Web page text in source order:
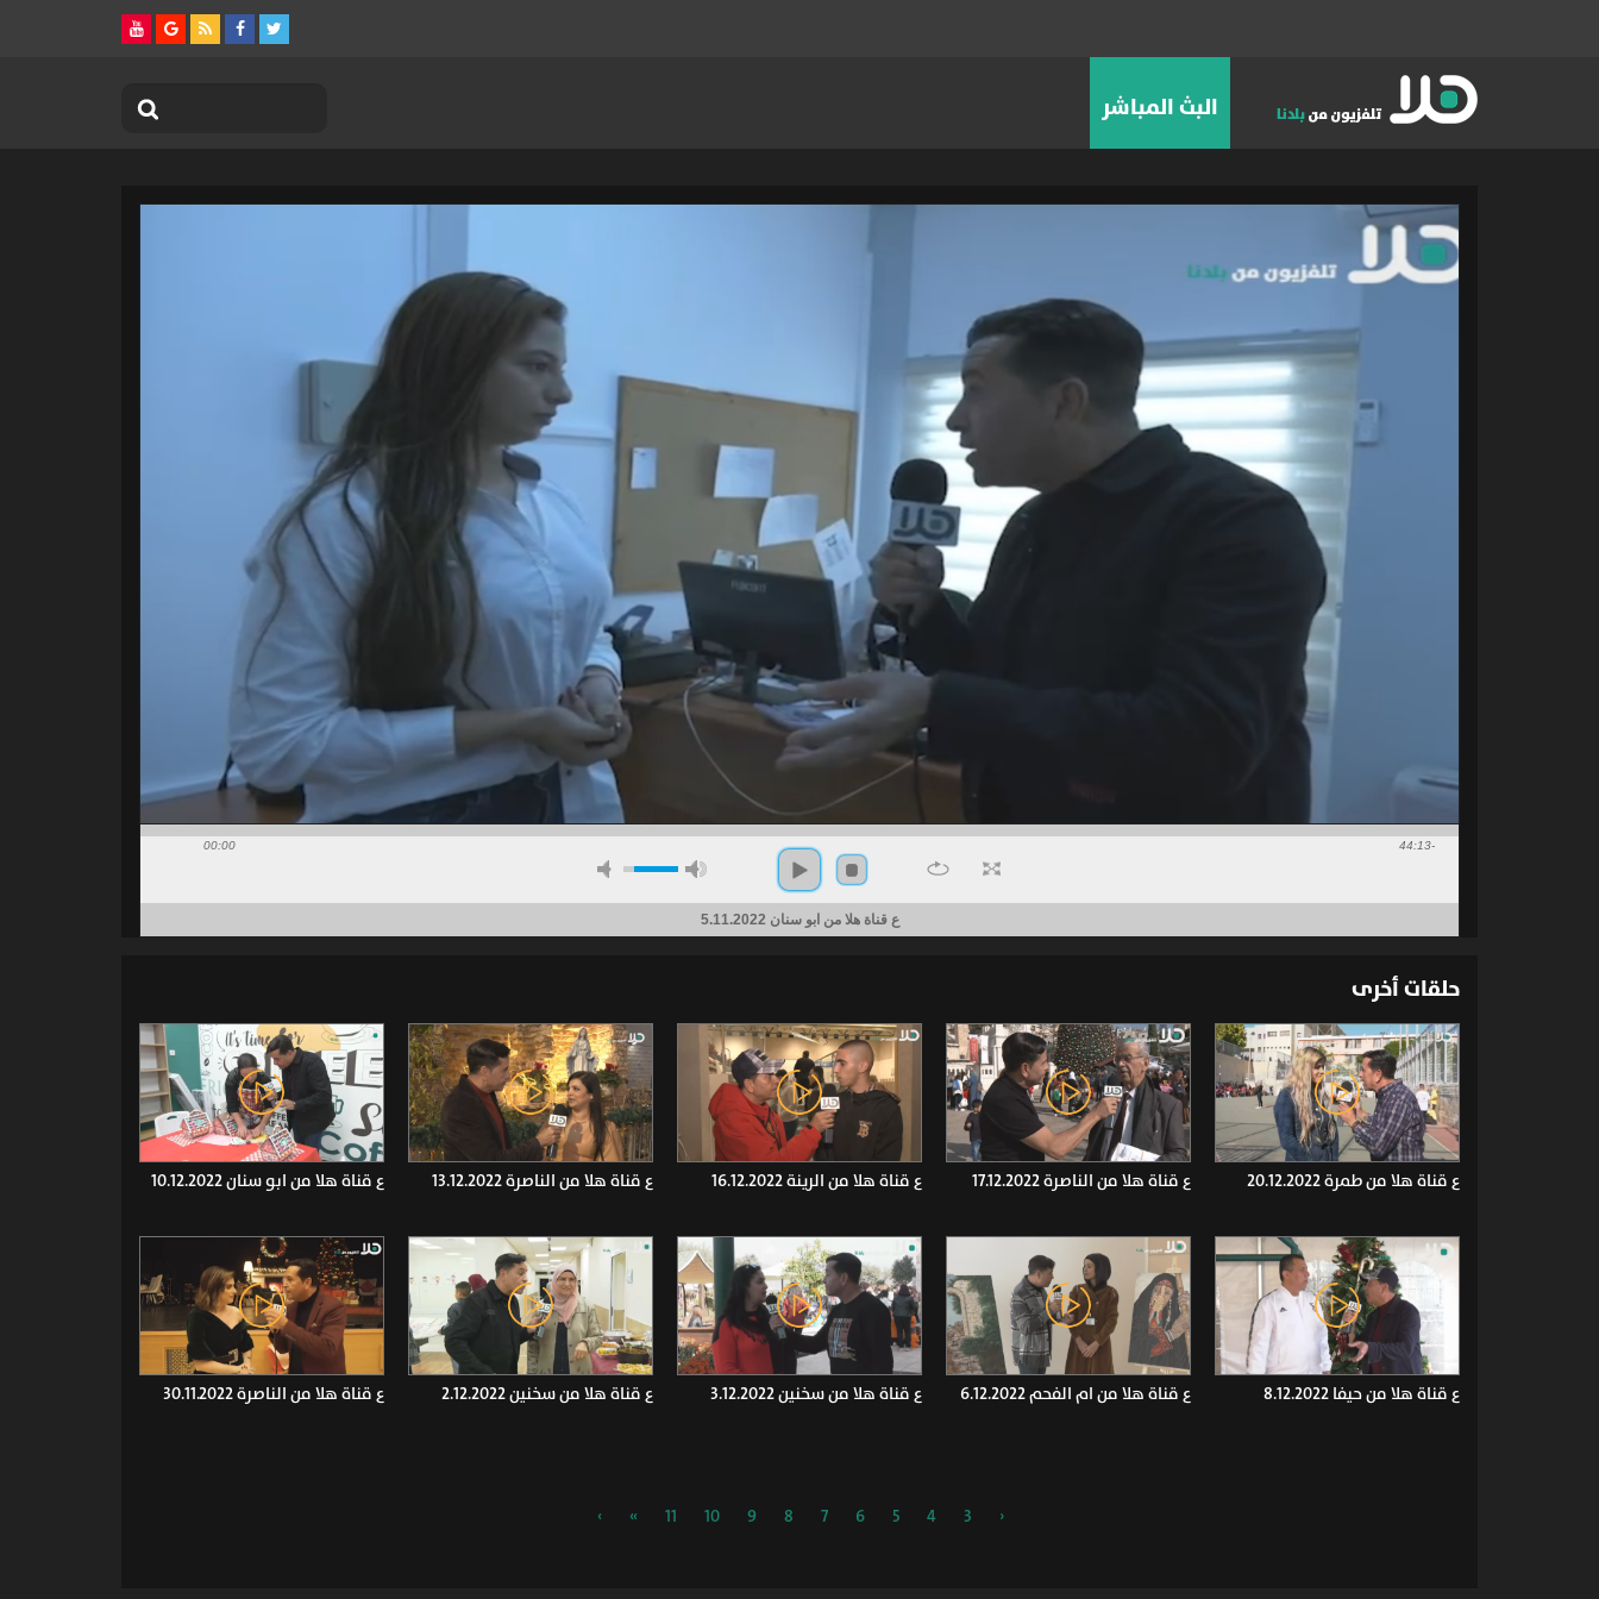
البث المباشر
00:00 -44:13
ع قناة هلا من ابو سنان 5.11.2022
حلقات أخرى
ع قناة هلا من طمرة 20.12.2022 ع قناة هلا من الناصرة 17.12.2022 ع قناة هلا من الرينة 16.12.2022 ع قناة هلا من الناصرة 13.12.2022 ع قناة هلا من ابو سنان 10.12.2022
ع قناة هلا من حيفا 8.12.2022 ع قناة هلا من ام الفحم 6.12.2022 ع قناة هلا من سخنين 3.12.2022 ع قناة هلا من سخنين 2.12.2022 ع قناة هلا من الناصرة 30.11.2022
‹
3
4
5
6
7
8
9
10
11
»
›